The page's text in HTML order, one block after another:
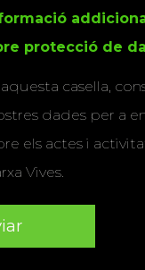
protecció de
casella,
dades per a
els actes i
Vives.